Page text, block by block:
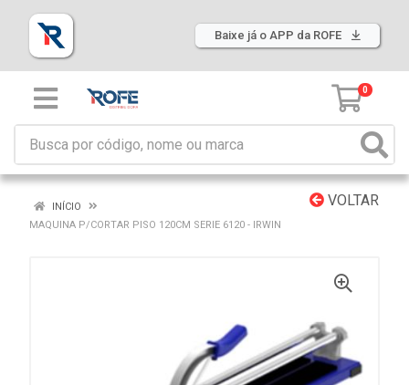
Baixe já o APP da ROFE
0
VOLTAR
INÍCIO
MAQUINA P/CORTAR PISO 120CM SERIE 6120 - IRWIN